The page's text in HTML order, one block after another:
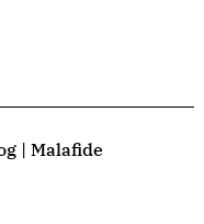
| Malafide